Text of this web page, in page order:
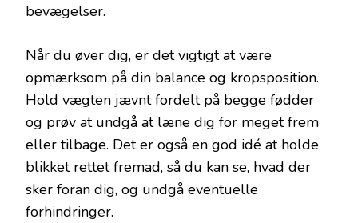
bevægelser.
Når du øver dig, er det vigtigt at være
opmærksom på din balance og kropsposition.
Hold vægten jævnt fordelt på begge fødder
og prøv at undgå at læne dig for meget frem
eller tilbage. Det er også en god idé at holde
blikket rettet fremad, så du kan se, hvad der
sker foran dig, og undgå eventuelle
forhindringer.